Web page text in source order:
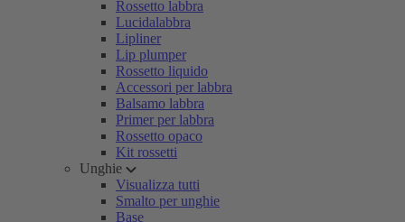
Rossetto labbra
Lucidalabbra
Lipliner
Lip plumper
Rossetto liquido
Accessori per labbra
Balsamo labbra
Primer per labbra
Rossetto opaco
Kit rossetti
Unghie
Visualizza tutti
Smalto per unghie
Base